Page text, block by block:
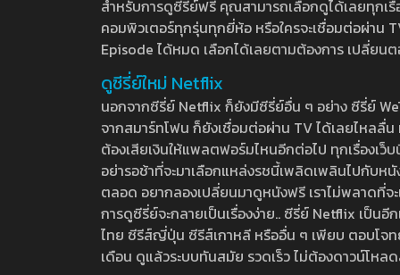
สำหรับการดูซีรี่ย์ฟรี คุณสามารถเลือกดูได้เลยทุกเ
คอมพิวเตอร์ทุกรุ่นทุกยี่ห้อ หรือใครจะเชื่อมต่อผ่าน
Episode ได้หมด เลือกได้เลยตามต้องการ เปลี่ยน
ดูซีรี่ย์ใหม่ Netflix
นอกจากซีรี่ย์ Netflix ก็ยังมีซีรี่ย์อื่น ๆ อย่าง ซีรี่ย์
จากสมาร์ทโฟน ก็ยังเชื่อมต่อผ่าน TV ได้เลยไหลลื่
ต้องเสียเงินให้แพลตฟอร์มไหนอีกต่อไป ทุกเรื่องเว็
อย่ารอช้าที่จะมาเลือกแหล่งรชนี้เพลิดเพลินไปกับห
ตลอด อยากลองเปลี่ยนมาดูหนังฟรี เราไม่พลาดที่
การดูซีรี่ย์จะกลายเป็นเรื่องง่าย.. ซีรี่ย์ Netflix เป็น
ไทย ซีรีส์ญี่ปุ่น ซีรีส์เกาหลี หรืออื่น ๆ เพียบ ตอบโจท
เดือน ดูแล้วระบบทันสมัย รวดเร็ว ไม่ต้องดาวน์โห